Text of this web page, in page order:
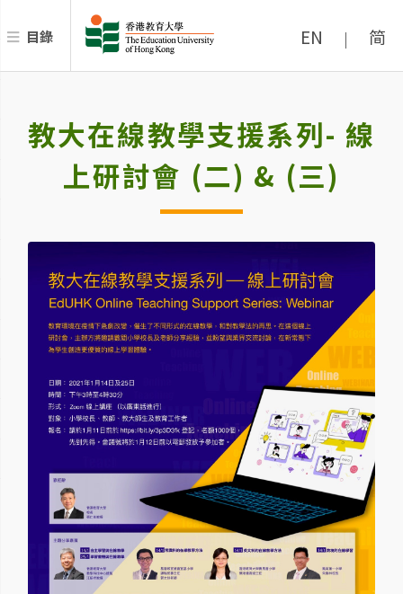
目錄 EN | 简
教大在線教學支援系列- 線
上研討會 (二) & (三)